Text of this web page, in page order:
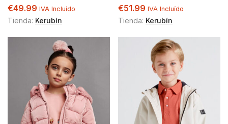
€49.99 IVA Incluído
Tienda: Kerubín
€51.99 IVA Incluído
Tienda: Kerubín